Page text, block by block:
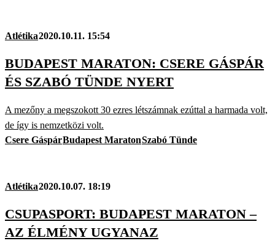
Atlétika2020.10.11. 15:54
BUDAPEST MARATON: CSERE GÁSPÁR
ÉS SZABÓ TÜNDE NYERT
A mezőny a megszokott 30 ezres létszámnak ezúttal a harmada volt,
de így is nemzetközi volt.
Csere GáspárBudapest MaratonSzabó Tünde
Atlétika2020.10.07. 18:19
CSUPASPORT: BUDAPEST MARATON –
AZ ÉLMÉNY UGYANAZ